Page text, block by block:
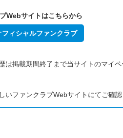
Webサイトはこちらから
ィシャルファンクラブ
は掲載期間終了まで当サイトのマイ
ファンクラブWebサイトにてご確認